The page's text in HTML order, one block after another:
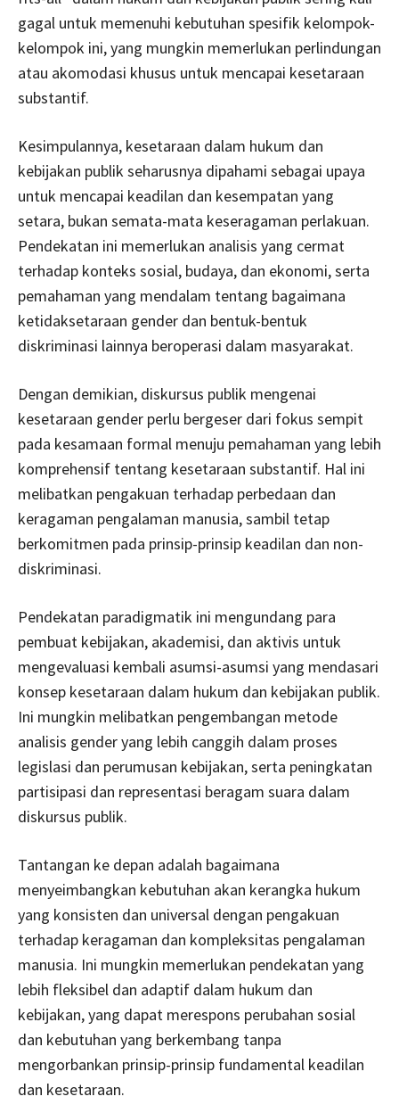
gagal untuk memenuhi kebutuhan spesifik kelompok-
kelompok ini, yang mungkin memerlukan perlindungan
atau akomodasi khusus untuk mencapai kesetaraan
substantif.
Kesimpulannya, kesetaraan dalam hukum dan
kebijakan publik seharusnya dipahami sebagai upaya
untuk mencapai keadilan dan kesempatan yang
setara, bukan semata-mata keseragaman perlakuan.
Pendekatan ini memerlukan analisis yang cermat
terhadap konteks sosial, budaya, dan ekonomi, serta
pemahaman yang mendalam tentang bagaimana
ketidaksetaraan gender dan bentuk-bentuk
diskriminasi lainnya beroperasi dalam masyarakat.
Dengan demikian, diskursus publik mengenai
kesetaraan gender perlu bergeser dari fokus sempit
pada kesamaan formal menuju pemahaman yang lebih
komprehensif tentang kesetaraan substantif. Hal ini
melibatkan pengakuan terhadap perbedaan dan
keragaman pengalaman manusia, sambil tetap
berkomitmen pada prinsip-prinsip keadilan dan non-
diskriminasi.
Pendekatan paradigmatik ini mengundang para
pembuat kebijakan, akademisi, dan aktivis untuk
mengevaluasi kembali asumsi-asumsi yang mendasari
konsep kesetaraan dalam hukum dan kebijakan publik.
Ini mungkin melibatkan pengembangan metode
analisis gender yang lebih canggih dalam proses
legislasi dan perumusan kebijakan, serta peningkatan
partisipasi dan representasi beragam suara dalam
diskursus publik.
Tantangan ke depan adalah bagaimana
menyeimbangkan kebutuhan akan kerangka hukum
yang konsisten dan universal dengan pengakuan
terhadap keragaman dan kompleksitas pengalaman
manusia. Ini mungkin memerlukan pendekatan yang
lebih fleksibel dan adaptif dalam hukum dan
kebijakan, yang dapat merespons perubahan sosial
dan kebutuhan yang berkembang tanpa
mengorbankan prinsip-prinsip fundamental keadilan
dan kesetaraan.